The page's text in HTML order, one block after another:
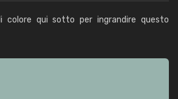
colore qui sotto per ingrandire questo